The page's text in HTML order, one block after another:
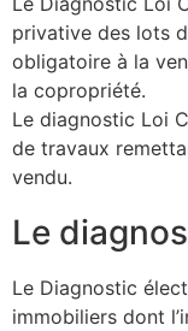
privative des lots
obligatoire à la
la copropriété.
Le diagnostic Loi
de travaux
vendu.
Le
Le Diagnostic
immobiliers dont